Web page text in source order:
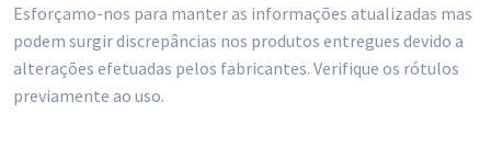
Quinta
Esforçamo-nos para manter as informações atualizadas mas
podem surgir discrepâncias nos produtos entregues devido a
alterações efetuadas pelos fabricantes. Verifique os rótulos
previamente ao uso.